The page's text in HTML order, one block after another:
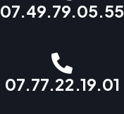
07.49.79.05.55
07.77.22.19.01